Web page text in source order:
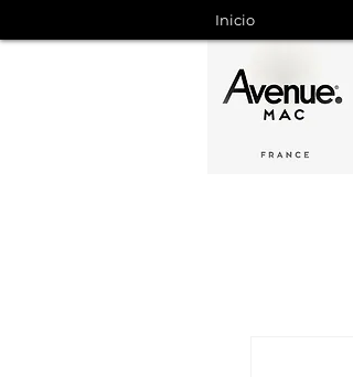
Inicio